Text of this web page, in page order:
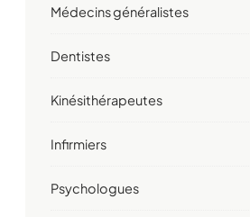
Médecins généralistes
Dentistes
Kinésithérapeutes
Infirmiers
Psychologues